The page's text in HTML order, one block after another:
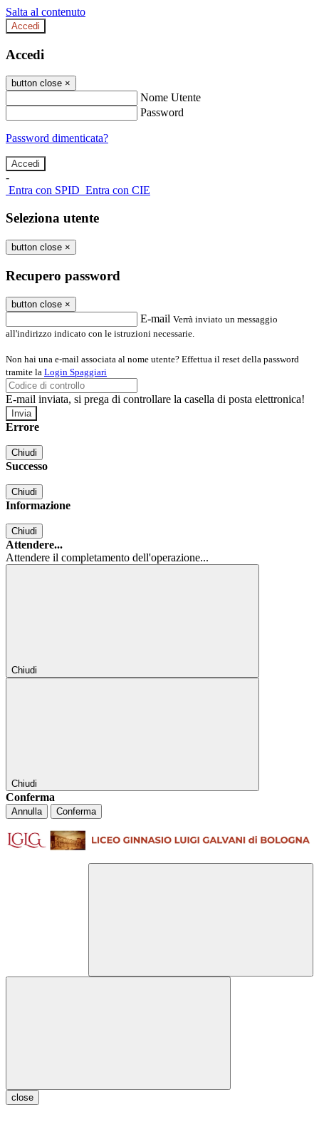
Salta al contenuto
Accedi
Accedi
button close ×
Nome Utente
Password
Password dimenticata?
-
Entra con SPID Entra con CIE
Seleziona utente
button close ×
Recupero password
button close ×
E-mail Verrà inviato un messaggio
all'indirizzo indicato con le istruzioni necessarie.
Non hai una e-mail associata al nome utente? Effettua il reset della password
tramite la Login Spaggiari
E-mail inviata, si prega di controllare la casella di posta elettronica!
Errore
Chiudi
Successo
Chiudi
Informazione
Chiudi
Attendere...
Attendere il completamento dell'operazione...
Chiudi
Chiudi
Conferma
Annulla Conferma
close